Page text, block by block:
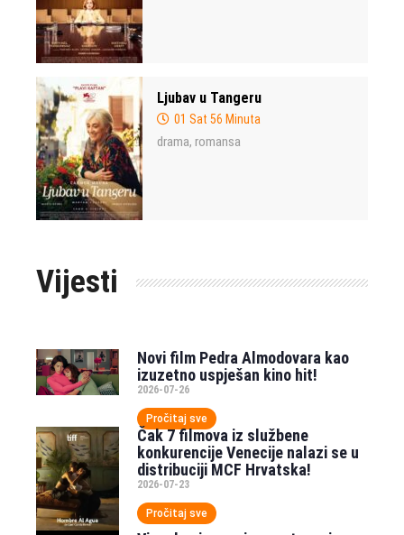
Ljubav u Tangeru
01 Sat 56 Minuta
drama, romansa
Vijesti
Novi film Pedra Almodovara kao
izuzetno uspješan kino hit!
2026-07-26
Pročitaj sve
Čak 7 filmova iz službene
konkurencije Venecije nalazi se u
distribuciji MCF Hrvatska!
2026-07-23
Pročitaj sve